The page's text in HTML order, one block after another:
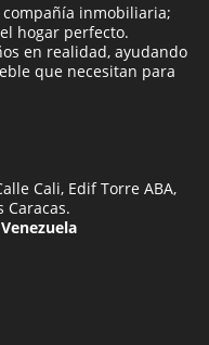
compañía inmobiliaria;
hogar perfecto.
en realidad, ayudando
que necesitan para
Cali, Edif Torre ABA,
Caracas.